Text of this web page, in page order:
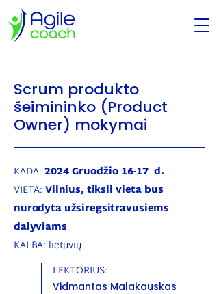
Scrum produkto
šeimininko (Product
Owner) mokymai
KADA: 2024Gruodžio 16-17 d.
VIETA:Vilnius, tiksli vieta bus
nurodyta užsiregsitravusiems
dalyviams
KALBA: lietuvių
LEKTORIUS:
Vidmantas Malakauskas